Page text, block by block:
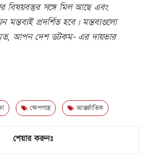
বিষয়বস্তুর সঙ্গে মিল আছে এবং
প্রদর্শিত হবে। মন্তব্যগুলো
আপন দেশ ডটকম- এর দায়ভার
ক্ষেপণাস্ত্র আন্তর্জাতিক
শেয়ার করুনঃ